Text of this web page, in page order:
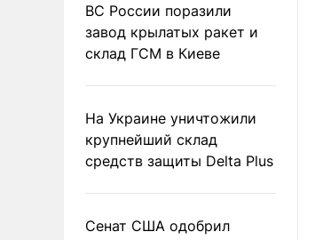
ВС России поразили
завод крылатых ракет и
склад ГСМ в Киеве
На Украине уничтожили
крупнейший склад
средств защиты Delta Plus
Сенат США одобрил